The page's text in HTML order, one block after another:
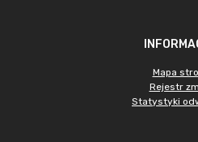
Mapa
Rejestr
Statystyki